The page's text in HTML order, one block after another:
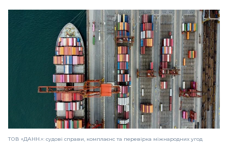
ТОВ «ДАНН.»: судові справи, комплаєнс та перевірка міжнародних угод